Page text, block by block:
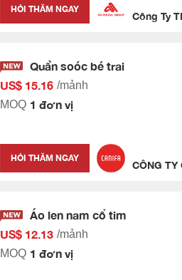
HỎI THĂM NGAY
Công Ty
Quần soóc bé trai
US$ 15.16 /mảnh
MOQ 1 đơn vị
HỎI THĂM NGAY
CÔNG TY
Áo len nam cổ tim
US$ 12.13 /mảnh
MOQ 1 đơn vị